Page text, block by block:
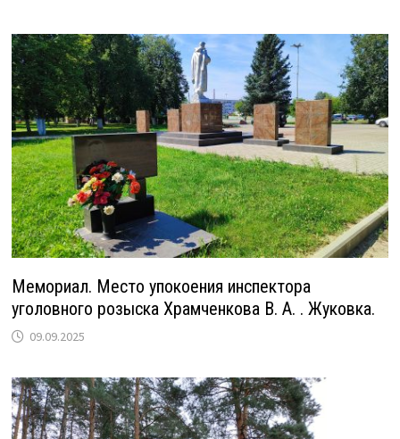
Мемориал. Место упокоения инспектора
уголовного розыска Храмченкова В. А. . Жуковка.
09.09.2025